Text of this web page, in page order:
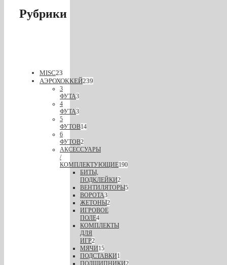
Рубрики
MISC23
АЭРОХОККЕЙ239
3
ФУТА3
4
ФУТА3
5
ФУТОВ14
6
ФУТОВ2
АКСЕССУАРЫ
/
КОМПЛЕКТУЮЩИЕ190
БИТЫ,
ПОДКЛЕЙКИ2
ВЕНТИЛЯТОРЫ5
ВОРОТА3
ЖЕТОНЫ2
ИГРОВОЕ
ПОЛЕ4
КОМПЛЕКТЫ
ДЛЯ
ИГР2
МЯЧИ15
ПОДСТАВКИ1